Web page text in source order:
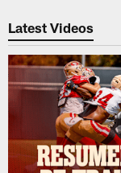
Latest Videos